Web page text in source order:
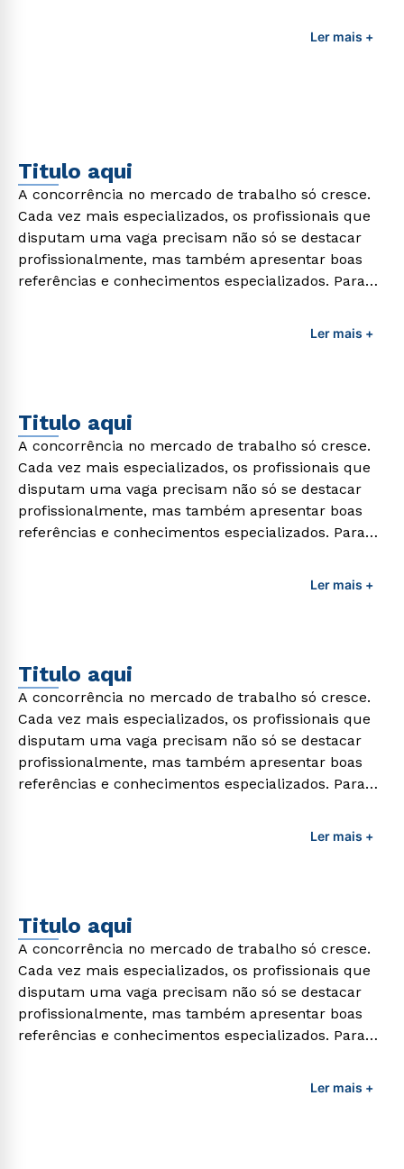
profissionais da área é preciso garantir uma
Ler mais +
Titulo aqui
A concorrência no mercado de trabalho só cresce.
Cada vez mais especializados, os profissionais que
disputam uma vaga precisam não só se destacar
profissionalmente, mas também apresentar boas
referências e conhecimentos especializados. Para
profissionais da área é preciso garantir uma
Ler mais +
Titulo aqui
A concorrência no mercado de trabalho só cresce.
Cada vez mais especializados, os profissionais que
disputam uma vaga precisam não só se destacar
profissionalmente, mas também apresentar boas
referências e conhecimentos especializados. Para
profissionais da área é preciso garantir uma
Ler mais +
Titulo aqui
A concorrência no mercado de trabalho só cresce.
Cada vez mais especializados, os profissionais que
disputam uma vaga precisam não só se destacar
profissionalmente, mas também apresentar boas
referências e conhecimentos especializados. Para
profissionais da área é preciso garantir uma
Ler mais +
Titulo aqui
A concorrência no mercado de trabalho só cresce.
Cada vez mais especializados, os profissionais que
disputam uma vaga precisam não só se destacar
profissionalmente, mas também apresentar boas
referências e conhecimentos especializados. Para
profissionais da área é preciso garantir uma
Ler mais +